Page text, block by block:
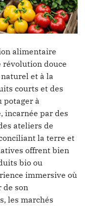
alimentaire
révolution douce
et à la
courts et des
potager à
incarnée par des
ateliers de
la terre et
offrent bien
bio ou
immersive où
son
les marchés